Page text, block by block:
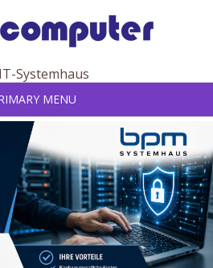
Systemhaus
MENU